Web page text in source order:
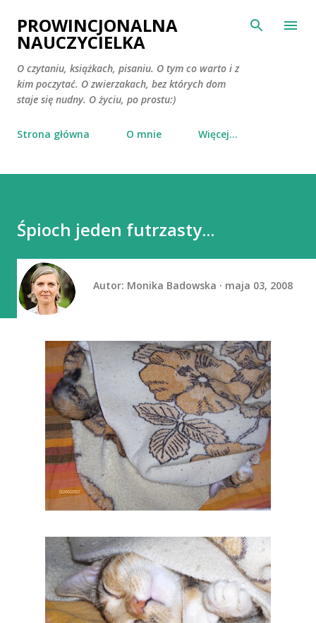
Przejdź do głównej zawartości
PROWINCJONALNA
NAUCZYCIELKA
O czytaniu, książkach, pisaniu. O tym co warto i z
kim poczytać. O zwierzakach, bez których dom
staje się nudny. O życiu, po prostu:)
Strona główna O mnie Więcej…
Śpioch jeden futrzasty...
Autor: Monika Badowska maja 03, 2008